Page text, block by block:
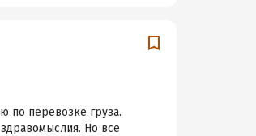
по перевозке груза.
Но все